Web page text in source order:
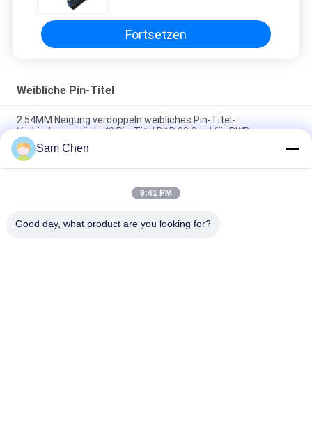
Fortsetzen
Weibliche Pin-Titel
2.54MM Neigung verdoppeln weibliches Pin-Titel-
Verbindungsstück, 40 Pin-Titel BAD 90 Grad für PWB
Rundes Neigungs-Verbindungsstück BAD Frau Pin-Titel-
1.27MM 180 Grad für PWB-Einsatz-Platte
Weibliches der Titel-1.27mm Stift-SMT LCP Neigungs-
Sam Chen
9:41 PM
Good day, what product are you looking for?